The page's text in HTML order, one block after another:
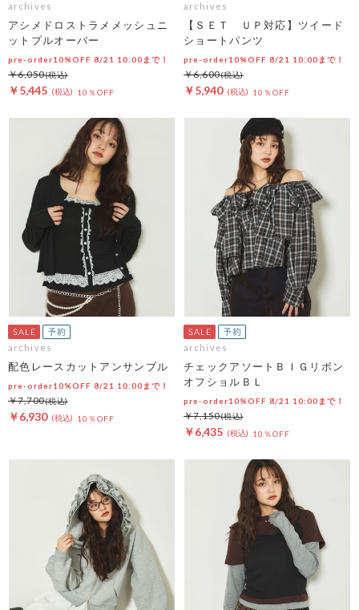
archives
アシメドロストラメメッシュニ
ットプルオーバー
pre-order10%OFF 8/21 10:00まで！
￥5,445 10％OFF
￥6,050
archives
【ＳＥＴ ＵＰ対応】ツイード
ショートパンツ
pre-order10%OFF 8/21 10:00まで！
￥5,940 10％OFF
￥6,600
archives
配色レースカットアンサンブル
pre-order10%OFF 8/21 10:00まで！
￥6,930 10％OFF
￥7,700
archives
チェックアソートＢＩＧリボン
オフショルＢＬ
pre-order10%OFF 8/21 10:00まで！
￥6,435 10％OFF
￥7,150